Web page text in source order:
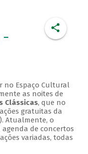
-
no Espaço Cultural
as noites de
Clássicas, que no
gratuitas da
Atualmente, o
de concertos
variadas, todas